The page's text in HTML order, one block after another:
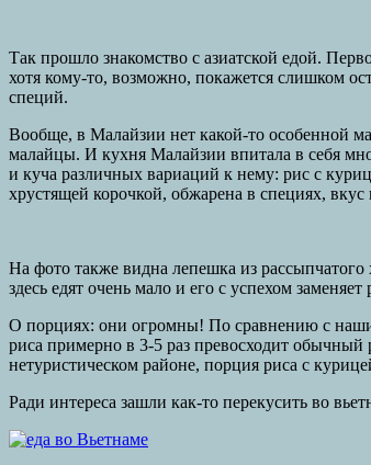
Так прошло знакомство с азиатской едой.
хотя кому-то, возможно, покажется слишком
специй.
Вообще, в Малайзии нет какой-то особенной
малайцы. И кухня Малайзии впитала в себя
и куча различных вариаций к нему: рис с
хрустящей корочкой, обжарена в специях,
На фото также видна лепешка из рассыпчатого
здесь едят очень мало и его с успехом заменяет
О порциях: они огромны! По сравнению с
риса примерно в 3-5 раз превосходит
нетуристическом районе, порция риса с
Ради интереса зашли как-то перекусить во